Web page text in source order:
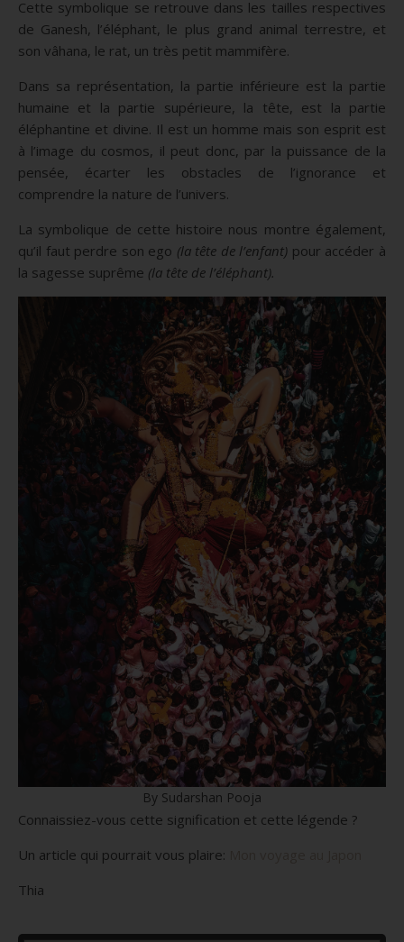
Cette symbolique se retrouve dans les tailles respectives
de Ganesh, l’éléphant, le plus grand animal terrestre, et
son vâhana, le rat, un très petit mammifère.
Dans sa représentation, la partie inférieure est la partie
humaine et la partie supérieure, la tête, est la partie
éléphantine et divine. Il est un homme mais son esprit est
à l’image du cosmos, il peut donc, par la puissance de la
pensée, écarter les obstacles de l’ignorance et
comprendre la nature de l’univers.
La symbolique de cette histoire nous montre également,
qu’il faut perdre son ego (la tête de l’enfant) pour accéder à
la sagesse suprême (la tête de l’éléphant).
By Sudarshan Pooja
Connaissiez-vous cette signification et cette légende ?
Un article qui pourrait vous plaire:
Thia